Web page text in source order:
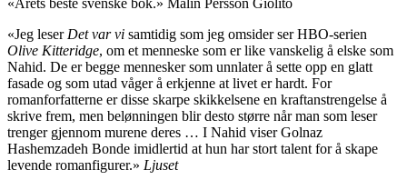
«Årets beste svenske bok.» Malin Persson Giolito
«Jeg leser Det var vi samtidig som jeg omsider ser HBO-serien
Olive Kitteridge, om et menneske som er like vanskelig å elske som
Nahid. De er begge mennesker som unnlater å sette opp en glatt
fasade og som utad våger å erkjenne at livet er hardt. For
romanforfatterne er disse skarpe skikkelsene en kraftanstrengelse å
skrive frem, men belønningen blir desto større når man som leser
trenger gjennom murene deres … I Nahid viser Golnaz
Hashemzadeh Bonde imidlertid at hun har stort talent for å skape
levende romanfigurer.» Ljuset